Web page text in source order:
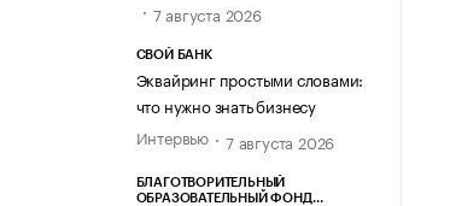
7 августа 2026
СВОЙ БАНК
Эквайринг простыми словами:
что нужно знать бизнесу
Интервью
7 августа 2026
БЛАГОТВОРИТЕЛЬНЫЙ
ОБРАЗОВАТЕЛЬНЫЙ ФОНД